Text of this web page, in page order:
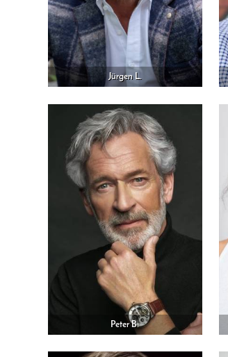
Jürgen L.
Peter B.